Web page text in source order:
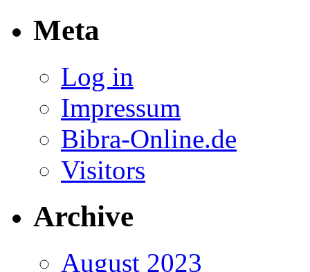
Meta
Log in
Impressum
Bibra-Online.de
Visitors
Archive
August 2023